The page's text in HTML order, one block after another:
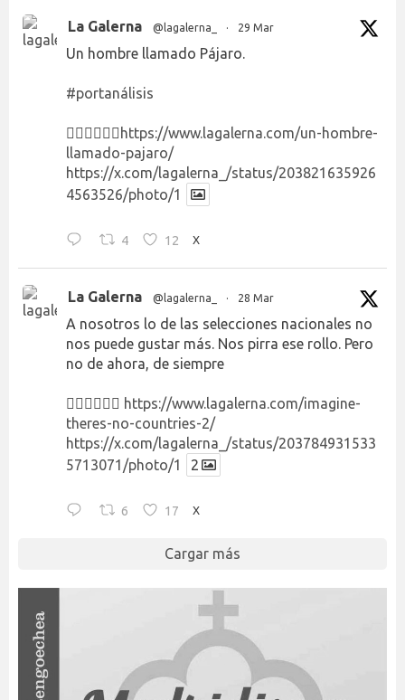
La Galerna @lagalerna_ · 29 Mar
Un hombre llamado Pájaro.
#portanálisis
👉🏻👉🏻👉🏻 https://www.lagalerna.com/un-hombre-
llamado-pajaro/
https://x.com/lagalerna_/status/203821635926
4563526/photo/1
4 12 X
La Galerna @lagalerna_ · 28 Mar
A nosotros lo de las selecciones nacionales no
nos puede gustar más. Nos pirra ese rollo. Pero
no de ahora, de siempre
👉🏻👉🏻👉🏻 https://www.lagalerna.com/imagine-
theres-no-countries-2/
https://x.com/lagalerna_/status/203784931533
5713071/photo/1
2
6 17 X
Cargar más